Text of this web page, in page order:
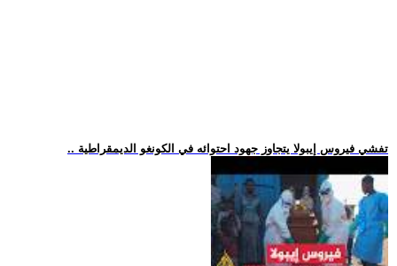
.. تفشي فيروس إيبولا يتجاوز جهود احتوائه في الكونغو الديمقراطية